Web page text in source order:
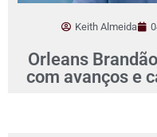
Keith Almeida
Orleans
com avanços e